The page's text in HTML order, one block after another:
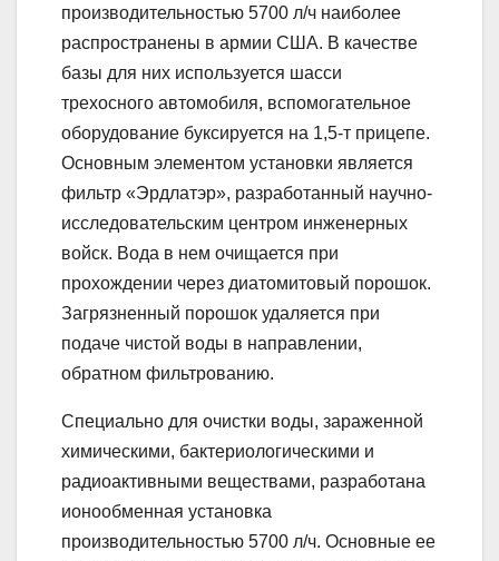
производительностью 5700 л/ч наиболее
распространены в армии США. В качестве
базы для них используется шасси
трехосного автомобиля, вспомогательное
оборудование буксируется на 1,5-т прицепе.
Основным элементом установки является
фильтр «Эрдлатэр», разработанный научно-
исследовательским центром инженерных
войск. Вода в нем очищается при
прохождении через диатомитовый порошок.
Загрязненный порошок удаляется при
подаче чистой воды в направлении,
обратном фильтрованию.
Специально для очистки воды, зараженной
химическими, бактериологическими и
радиоактивными веществами, разработана
ионообменная установка
производительностью 5700 л/ч. Основные ее